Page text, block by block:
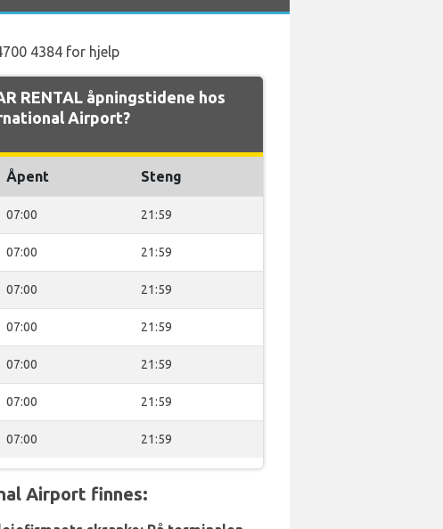
4384 for hjelp
RENTAL åpningstidene hos
Airport?
Åpent Steng
07:00 21:59
07:00 21:59
07:00 21:59
07:00 21:59
07:00 21:59
07:00 21:59
07:00 21:59
Airport finnes: